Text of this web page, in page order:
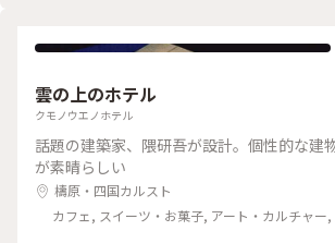
フェアトレードの豆を厳選し丁寧に自家焙
コーヒー
雲の上のホテル
クモノウエノホテル
話題の建築家、隈研吾が設計。個性的な建
が素晴らしい
檮原・四国カルスト
カフェ, スイーツ・お菓子, アート・カルチャー,